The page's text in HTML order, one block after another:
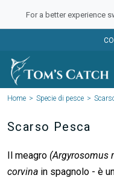
For a better experience
Home Specie di pesce
Scarso Pesca
Il meagro (Argyrosomus
corvina in spagnolo - è